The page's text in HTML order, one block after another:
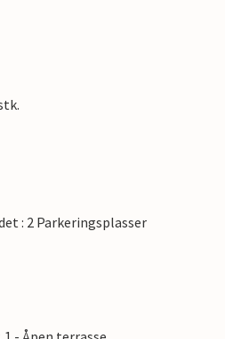
: 2 Parkeringsplasser